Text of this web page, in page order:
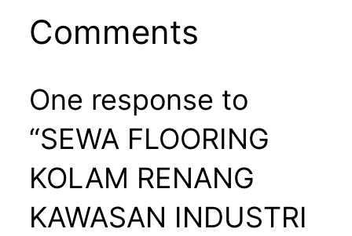
Comments
One response to
“SEWA FLOORING
KOLAM RENANG
KAWASAN INDUSTRI